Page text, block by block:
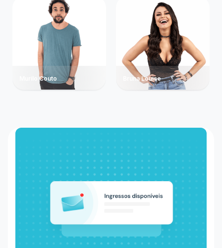
Murilo Couto Bruna Louise